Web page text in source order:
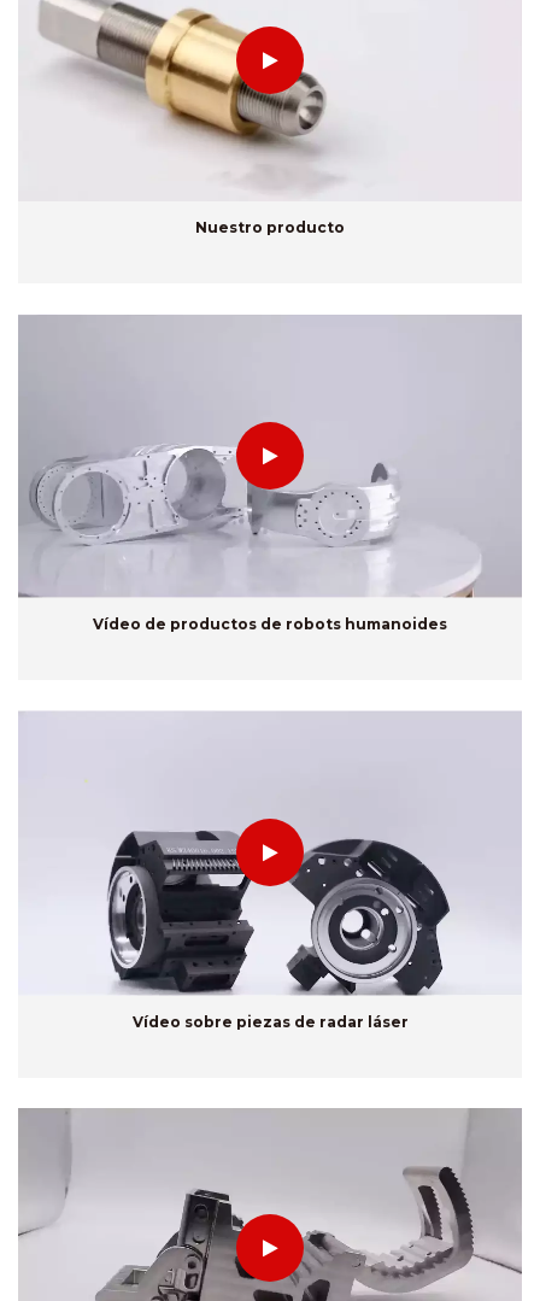
Nuestro producto
Vídeo de productos de robots humanoides
Vídeo sobre piezas de radar láser